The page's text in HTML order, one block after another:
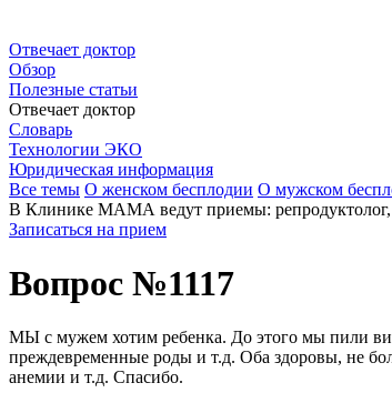
Отвечает доктор
Обзор
Полезные статьи
Отвечает доктор
Словарь
Технологии ЭКО
Юридическая информация
Все темы О женском бесплодии О мужском
В Клинике МАМА ведут приемы: репродуктолог,
Записаться на прием
Вопрос №1117
МЫ с мужем хотим ребенка. До этого мы пили
преждевременные роды и т.д. Оба здоровы, не
анемии и т.д. Спасибо.